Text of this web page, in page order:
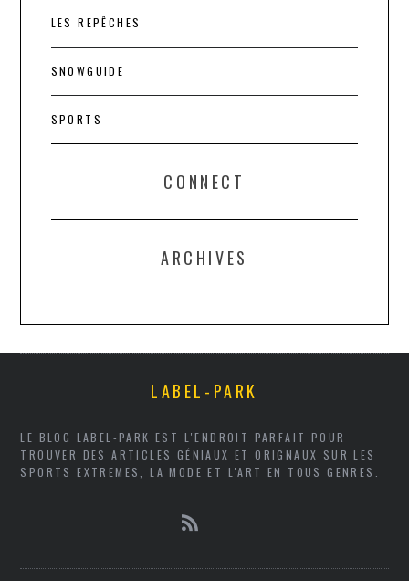
LES REPÊCHES
SNOWGUIDE
SPORTS
CONNECT
ARCHIVES
LABEL-PARK
LE BLOG LABEL-PARK EST L'ENDROIT PARFAIT POUR
TROUVER DES ARTICLES GÉNIAUX ET ORIGNAUX SUR LES
SPORTS EXTREMES, LA MODE ET L'ART EN TOUS GENRES.